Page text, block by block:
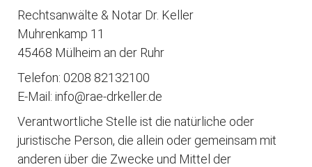
Rechtsanwälte & Notar Dr. Keller
Muhrenkamp 11
45468 Mülheim an der Ruhr
Telefon: 0208 82132100
E-Mail: info@rae-drkeller.de
Verantwortliche Stelle ist die natürliche oder
juristische Person, die allein oder gemeinsam mit
anderen über die Zwecke und Mittel der